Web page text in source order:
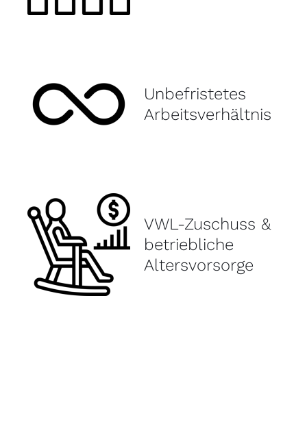
Unbefristetes
Arbeitsverhältnis
VWL-Zuschuss &
betriebliche
Altersvorsorge